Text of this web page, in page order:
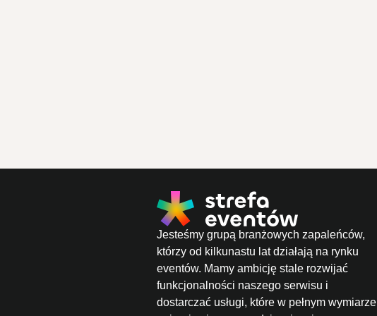
Jesteśmy grupą branżowych zapaleńców,
którzy od kilkunastu lat działają na rynku
eventów. Mamy ambicję stale rozwijać
funkcjonalności naszego serwisu i
dostarczać usługi, które w pełnym wymiarze